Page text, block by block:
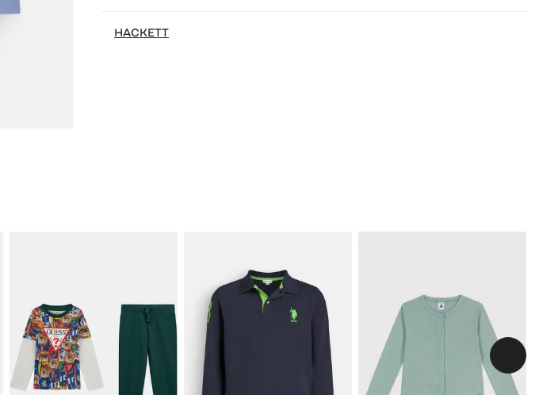
HACKETT